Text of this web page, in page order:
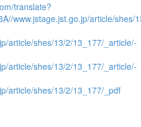
translate?
www.jstage.jst.go.jp/article/shes/
article/shes/13/2/13_177/_article/-
article/shes/13/2/13_177/_article/-
article/shes/13/2/13_177/_pdf